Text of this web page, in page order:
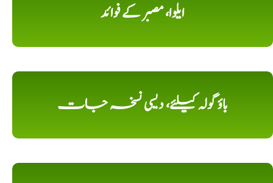
ایلوا، مصبر کے فوائد
باؤ گولہ کیلئے، دیسی نسخہ جات